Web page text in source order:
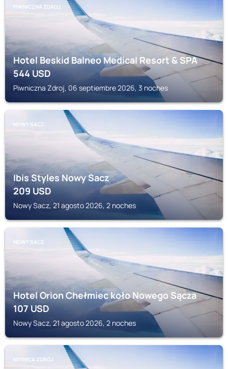
PIWNICZNA ZDROJ
Hotel Beskid Balneo Medical Resort & SPA
544USD
Piwniczna Zdroj, 06 septiembre 2026, 3 noches
NOWY SACZ
Ibis Styles Nowy Sacz
209USD
Nowy Sacz, 21 agosto 2026, 2 noches
NOWY SACZ
Hotel Orion Chełmiec koło Nowego Sącza
107USD
Nowy Sacz, 21 agosto 2026, 2 noches
KRYNICA ZDRÓJ